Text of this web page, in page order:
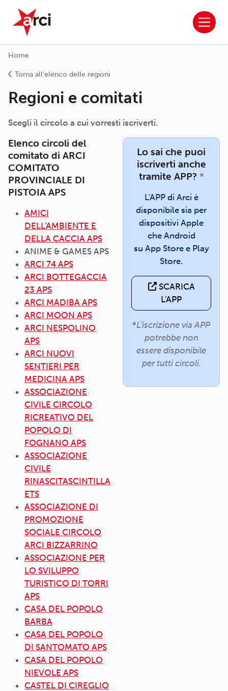
Salta al contenuto principale
ARCI APS
Home
Torna all'elenco delle regioni
Regioni e comitati
Scegli il circolo a cui vorresti iscriverti.
Elenco circoli del
comitato di ARCI
COMITATO
PROVINCIALE DI
PISTOIA APS
AMICI
DELL'AMBIENTE E
DELLA CACCIA APS
ANIME & GAMES APS
ARCI 74 APS
ARCI BOTTEGACCIA
23 APS
ARCI MADIBA APS
ARCI MOON APS
ARCI NESPOLINO
APS
ARCI NUOVI
SENTIERI PER
MEDICINA APS
ASSOCIAZIONE
CIVILE CIRCOLO
RICREATIVO DEL
POPOLO DI
FOGNANO APS
ASSOCIAZIONE
CIVILE
RINASCITASCINTILLA
ETS
ASSOCIAZIONE DI
PROMOZIONE
SOCIALE CIRCOLO
ARCI BIZZARRINO
ASSOCIAZIONE PER
LO SVILUPPO
TURISTICO DI TORRI
APS
CASA DEL POPOLO
BARBA
CASA DEL POPOLO
DI SANTOMATO APS
CASA DEL POPOLO
NIEVOLE APS
CASTEL DI CIREGLIO
Lo sai che puoi
iscriverti anche
tramite APP? *
L'APP di Arci è
disponibile sia per
dispositivi Apple
che Android
su App Store e Play
Store.
SCARICA
L'APP
*L'iscrizione via APP
potrebbe non
essere disponibile
per tutti circoli.